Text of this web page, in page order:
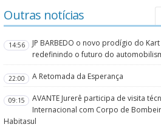
Outras notícias
14:56
JP BARBEDO o novo prodígio do
redefinindo o futuro do
22:00 A Retomada da Esperança
09:15
AVANTE Jurerê participa de visita
Internacional com Corpo de
Habitasul